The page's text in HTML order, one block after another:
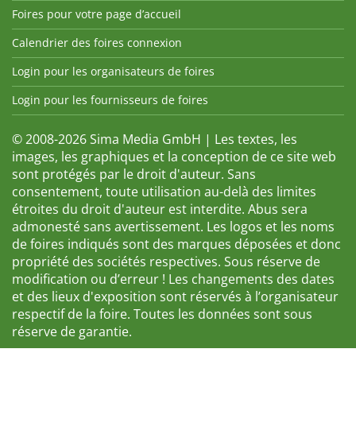
Foires pour votre page d’accueil
Calendrier des foires connexion
Login pour les organisateurs de foires
Login pour les fournisseurs de foires
© 2008-2026 Sima Media GmbH | Les textes, les
images, les graphiques et la conception de ce site web
sont protégés par le droit d'auteur. Sans
consentement, toute utilisation au-delà des limites
étroites du droit d'auteur est interdite. Abus sera
admonesté sans avertissement. Les logos et les noms
de foires indiqués sont des marques déposées et donc
propriété des sociétés respectives. Sous réserve de
modification ou d’erreur ! Les changements des dates
et des lieux d'exposition sont réservés à l’organisateur
respectif de la foire. Toutes les données sont sous
réserve de garantie.